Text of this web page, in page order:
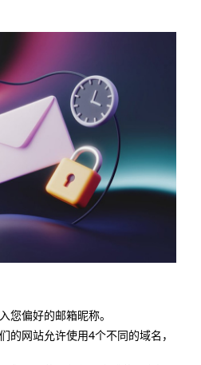
您偏好的邮箱昵称。
的网站允许使用4个不同的域名，